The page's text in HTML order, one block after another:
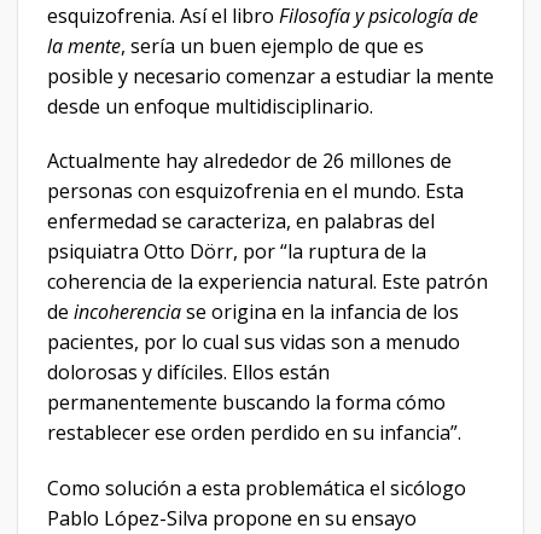
esquizofrenia. Así el libro Filosofía y psicología de
la mente, sería un buen ejemplo de que es
posible y necesario comenzar a estudiar la mente
desde un enfoque multidisciplinario.
Actualmente hay alrededor de 26 millones de
personas con esquizofrenia en el mundo. Esta
enfermedad se caracteriza, en palabras del
psiquiatra Otto Dörr, por “la ruptura de la
coherencia de la experiencia natural. Este patrón
de incoherenciase origina en la infancia de los
pacientes, por lo cual sus vidas son a menudo
dolorosas y difíciles. Ellos están
permanentemente buscando la forma cómo
restablecer ese orden perdido en su infancia”.
Como solución a esta problemática el sicólogo
Pablo López-Silva propone en su ensayo